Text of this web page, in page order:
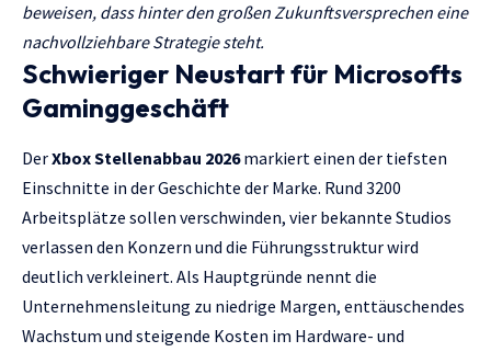
beweisen, dass hinter den großen Zukunftsversprechen eine
nachvollziehbare Strategie steht.
Schwieriger Neustart für Microsofts
Gaminggeschäft
DerXbox Stellenabbau 2026markiert einen der tiefsten
Einschnitte in der Geschichte der Marke. Rund 3200
Arbeitsplätze sollen verschwinden, vier bekannte Studios
verlassen den Konzern und die Führungsstruktur wird
deutlich verkleinert. Als Hauptgründe nennt die
Unternehmensleitung zu niedrige Margen, enttäuschendes
Wachstum und steigende Kosten im Hardware- und